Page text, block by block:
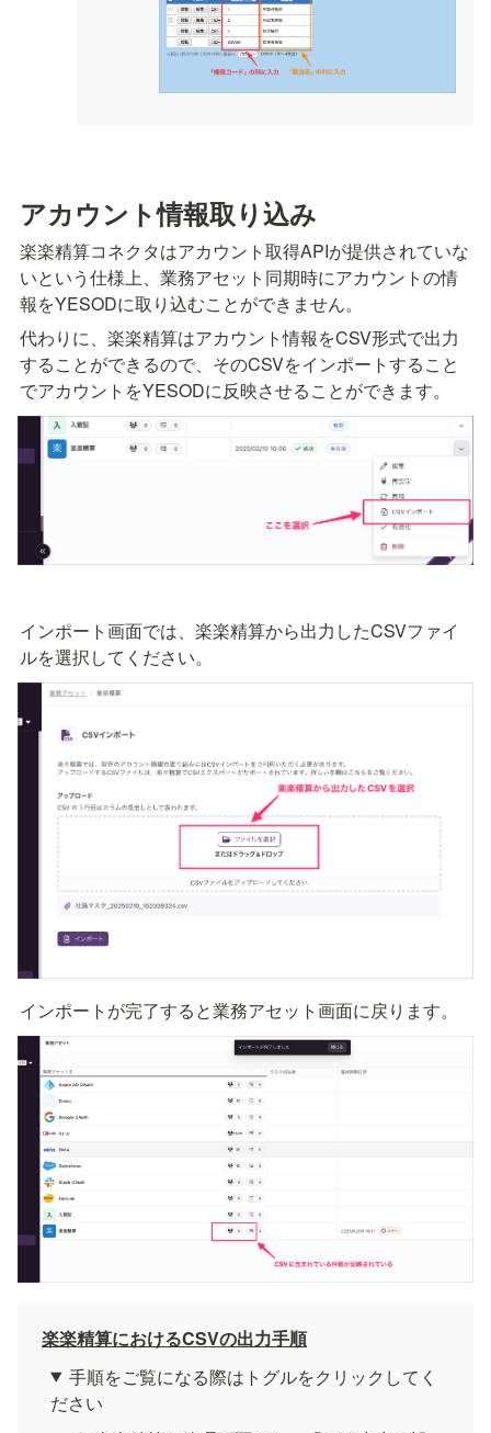
アカウント情報取り込み
楽楽精算コネクタはアカウント取得APIが提供されていな
いという仕様上、業務アセット同期時にアカウントの情
報をYESODに取り込むことができません。
代わりに、楽楽精算はアカウント情報をCSV形式で出力
することができるので、そのCSVをインポートすること
でアカウントをYESODに反映させることができます。
インポート画面では、楽楽精算から出力したCSVファイ
ルを選択してください。
インポートが完了すると業務アセット画面に戻ります。
楽楽精算におけるCSVの出力手順
手順をご覧になる際はトグルをクリックしてく
ださい